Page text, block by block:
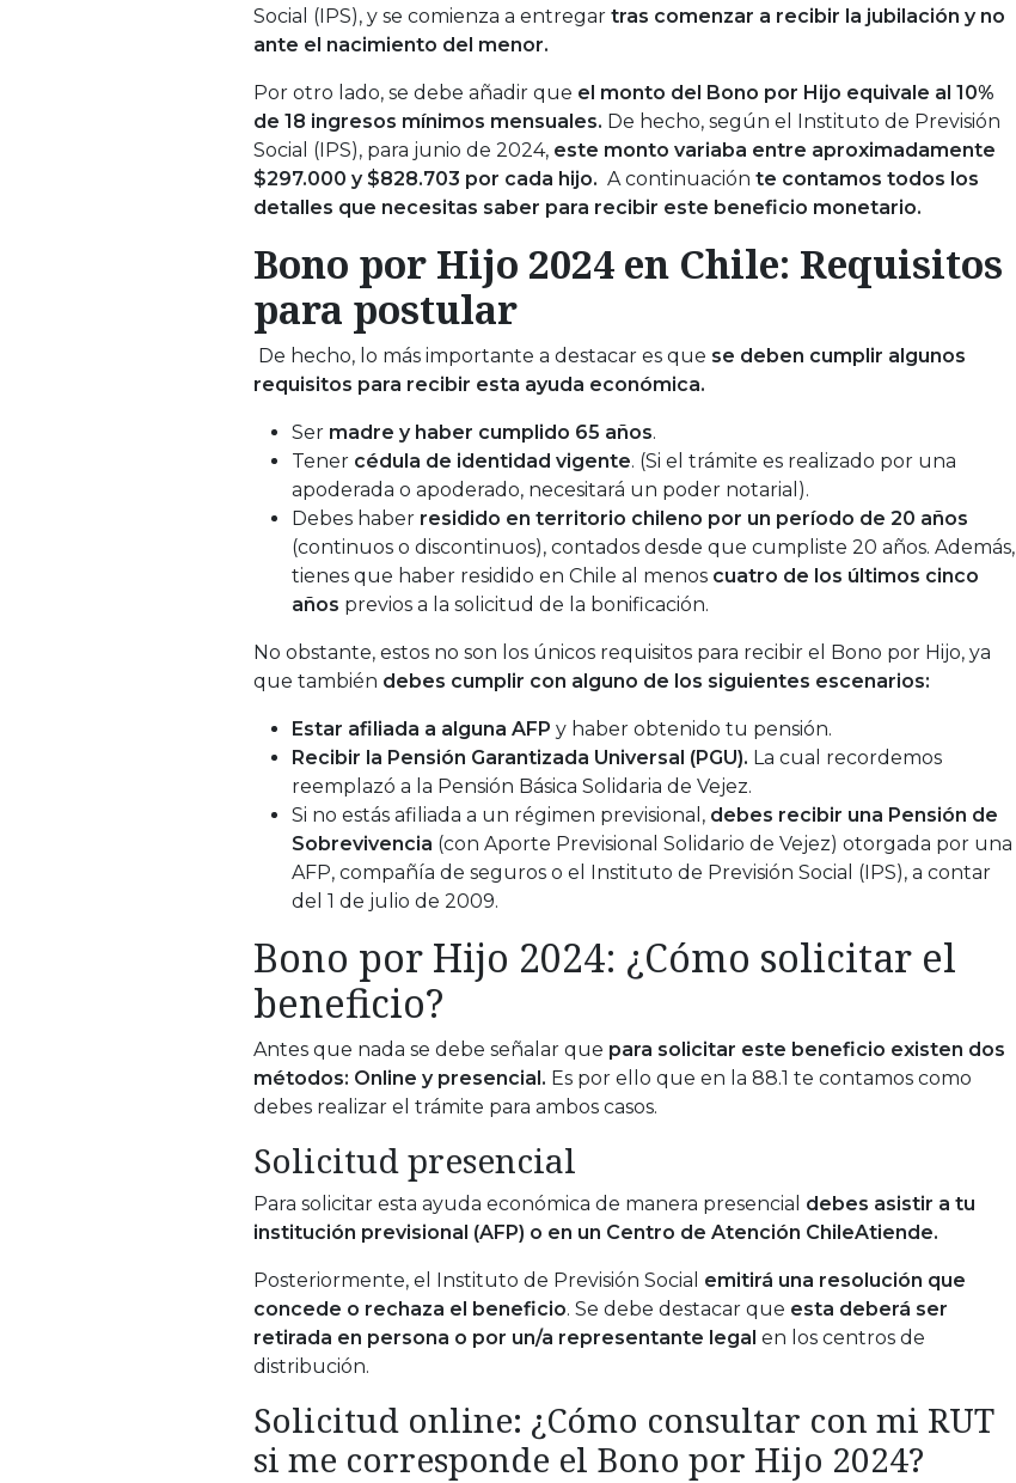
Social (IPS), y se comienza a entregar tras comenzar a recibir la jubilación y no
ante el nacimiento del menor.
Por otro lado, se debe añadir que el monto del Bono por Hijo equivale al 10%
de 18 ingresos mínimos mensuales. De hecho, según el Instituto de Previsión
Social (IPS), para junio de 2024, este monto variaba entre aproximadamente
$297.000 y $828.703 por cada hijo. A continuación te contamos todos los
detalles que necesitas saber para recibir este beneficio monetario.
Bono por Hijo 2024 en Chile: Requisitos
para postular
De hecho, lo más importante a destacar es que se deben cumplir algunos
requisitos para recibir esta ayuda económica.
Ser madre y haber cumplido 65 años.
Tener cédula de identidad vigente. (Si el trámite es realizado por una
apoderada o apoderado, necesitará un poder notarial).
Debes haber residido en territorio chileno por un período de 20 años
(continuos o discontinuos), contados desde que cumpliste 20 años. Además,
tienes que haber residido en Chile al menos cuatro de los últimos cinco
años previos a la solicitud de la bonificación.
No obstante, estos no son los únicos requisitos para recibir el Bono por Hijo, ya
que también debes cumplir con alguno de los siguientes escenarios:
Estar afiliada a alguna AFP y haber obtenido tu pensión.
Recibir la Pensión Garantizada Universal (PGU). La cual recordemos
reemplazó a la Pensión Básica Solidaria de Vejez.
Si no estás afiliada a un régimen previsional, debes recibir una Pensión de
Sobrevivencia (con Aporte Previsional Solidario de Vejez) otorgada por una
AFP, compañía de seguros o el Instituto de Previsión Social (IPS), a contar
del 1 de julio de 2009.
Bono por Hijo 2024: ¿Cómo solicitar el
beneficio?
Antes que nada se debe señalar que para solicitar este beneficio existen dos
métodos: Online y presencial. Es por ello que en la 88.1 te contamos como
debes realizar el trámite para ambos casos.
Solicitud presencial
Para solicitar esta ayuda económica de manera presencial debes asistir a tu
institución previsional (AFP) o en un Centro de Atención ChileAtiende.
Posteriormente, el Instituto de Previsión Social emitirá una resolución que
concede o rechaza el beneficio. Se debe destacar que esta deberá ser
retirada en persona o por un/a representante legal en los centros de
distribución.
Solicitud online: ¿Cómo consultar con mi RUT
si me corresponde el Bono por Hijo 2024?